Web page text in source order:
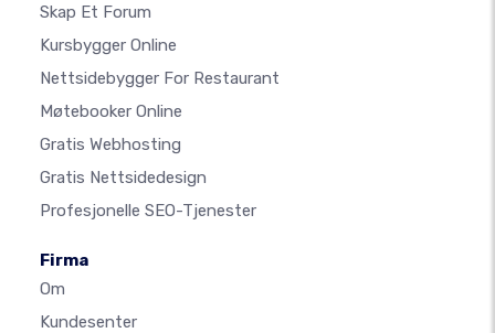
Skap Et Forum
Kursbygger Online
Nettsidebygger For Restaurant
Møtebooker Online
Gratis Webhosting
Gratis Nettsidedesign
Profesjonelle SEO-Tjenester
Firma
Om
Kundesenter